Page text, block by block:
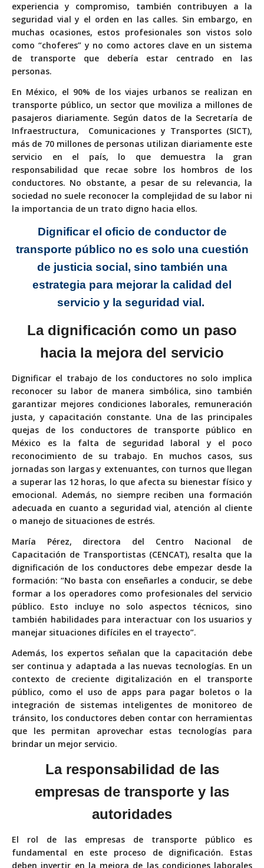
experiencia y compromiso, también contribuyen a la
seguridad vial y el orden en las calles. Sin embargo, en
muchas ocasiones, estos profesionales son vistos solo
como “choferes” y no como actores clave en un sistema
de transporte que debería estar centrado en las
personas.
En México, el 90% de los viajes urbanos se realizan en
transporte público, un sector que moviliza a millones de
pasajeros diariamente. Según datos de la Secretaría de
Infraestructura,
Comunicaciones y Transportes (SICT),
más de 70 millones de personas utilizan diariamente este
servicio en el país, lo que demuestra la gran
responsabilidad que recae sobre los hombros de los
conductores. No obstante, a pesar de su relevancia, la
sociedad no suele reconocer la complejidad de su labor ni
la importancia de un trato digno hacia ellos.
Dignificar el oficio de conductor de
transporte público no es solo una cuestión
de justicia social, sino también una
estrategia para mejorar la calidad del
servicio y la seguridad vial.
La dignificación como un paso
hacia la mejora del servicio
Dignificar el trabajo de los conductores no solo implica
reconocer su labor de manera simbólica, sino también
garantizar mejores condiciones laborales, remuneración
justa, y capacitación constante. Una de las principales
quejas de los conductores de transporte público en
México es la falta de seguridad laboral y el poco
reconocimiento de su trabajo. En muchos casos, sus
jornadas son largas y extenuantes, con turnos que llegan
a superar las 12 horas, lo que afecta su bienestar físico y
emocional. Además, no siempre reciben una formación
adecuada en cuanto a seguridad vial, atención al cliente
o manejo de situaciones de estrés.
María Pérez, directora del Centro Nacional de
Capacitación de Transportistas (CENCAT), resalta que la
dignificación de los conductores debe empezar desde la
formación: “No basta con enseñarles a conducir, se debe
formar a los operadores como profesionales del servicio
público. Esto incluye no solo aspectos técnicos, sino
también habilidades para interactuar con los usuarios y
manejar situaciones difíciles en el trayecto”.
Además, los expertos señalan que la capacitación debe
ser continua y adaptada a las nuevas tecnologías. En un
contexto de creciente digitalización en el transporte
público, como el uso de apps para pagar boletos o la
integración de sistemas inteligentes de monitoreo de
tránsito, los conductores deben contar con herramientas
que les permitan aprovechar estas tecnologías para
brindar un mejor servicio.
La responsabilidad de las
empresas de transporte y las
autoridades
El rol de las empresas de transporte público es
fundamental en este proceso de dignificación. Estas
deben invertir en la mejora de las condiciones laborales